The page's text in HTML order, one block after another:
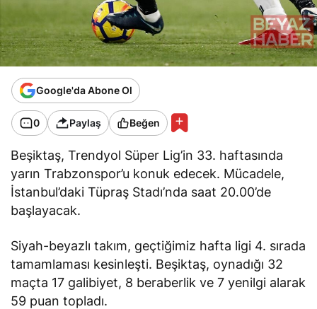
Google'da Abone Ol
0 Paylaş Beğen
Beşiktaş, Trendyol Süper Lig’in 33. haftasında
yarın Trabzonspor’u konuk edecek. Mücadele,
İstanbul’daki Tüpraş Stadı’nda saat 20.00’de
başlayacak.
Siyah-beyazlı takım, geçtiğimiz hafta ligi 4. sırada
tamamlaması kesinleşti. Beşiktaş, oynadığı 32
maçta 17 galibiyet, 8 beraberlik ve 7 yenilgi alarak
59 puan topladı.